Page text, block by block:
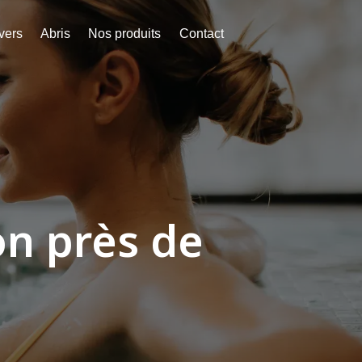
Abris Nos produits Contact
près de